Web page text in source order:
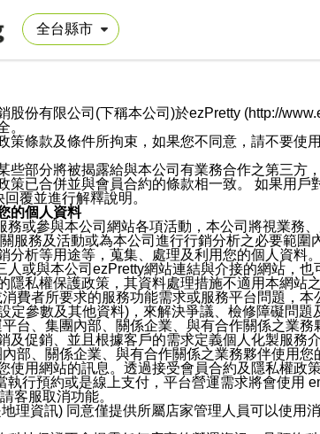
股份有限公司(下稱本公司)於ezPretty (http://
。
策條款及條件所拘束，如果您不同意，請不要使
些部分將被揭露給與本公司有業務合作之第三
策已合併並與會員合約的條款相一致。 如果用
覆並進行解釋說明。
的個人資料
務或參與本公司網站各項活動，本公司將視業
服務及活動或為本公司進行行銷分析之必要範
析等用途等，蒐集、處理及利用您的個人資料。
人或與本公司ezPretty網站連結與介接的網站，
隱私權保護政策，其資料處理措施不適用本網站
費者所要求的服務功能需求或服務平台問題，
定參數及其他資料)，來解決爭議、檢修障礙問
台、集團內部、關係企業、與有合作關係之業
及促銷、並且根據客戶的需求定義個人化製服務
部、關係企業、與有合作關係之業務夥伴使用
使用網站的訊息。透過接受會員合約及隱私權政
執行預約或是線上支付，平台營運需求將會使
客服取消功能。
理資訊) 同意僅提供所屬店家管理人員可以使用